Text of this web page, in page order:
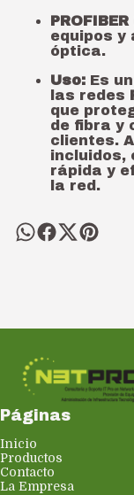
equipos y
óptica.
Uso:Es
las redes
que
de fibra y
clientes.
incluidos,
rápida y
la red.
Páginas
Inicio
Productos
Contacto
La Empresa